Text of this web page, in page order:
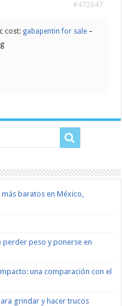
#472047
cost: gabapentin for sale –
baratos en México,
perder peso y ponerse en
una comparación con el
grindar y hacer trucos